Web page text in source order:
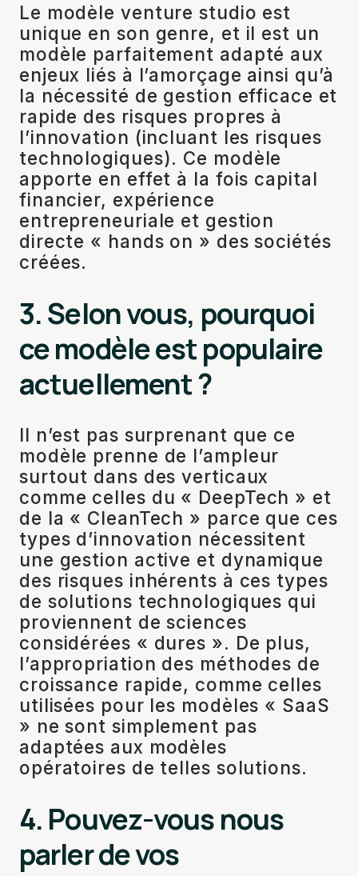
Le modèle venture studio est
unique en son genre, et il est un
modèle parfaitement adapté aux
enjeux liés à l’amorçage ainsi qu’à
la nécessité de gestion efficace et
rapide des risques propres à
l’innovation (incluant les risques
technologiques). Ce modèle
apporte en effet à la fois capital
financier, expérience
entrepreneuriale et gestion
directe « hands on » des sociétés
créées.
3. Selon vous, pourquoi
ce modèle est populaire
actuellement ?
Il n’est pas surprenant que ce
modèle prenne de l’ampleur
surtout dans des verticaux
comme celles du « DeepTech » et
de la « CleanTech » parce que ces
types d’innovation nécessitent
une gestion active et dynamique
des risques inhérents à ces types
de solutions technologiques qui
proviennent de sciences
considérées « dures ». De plus,
l’appropriation des méthodes de
croissance rapide, comme celles
utilisées pour les modèles « SaaS
» ne sont simplement pas
adaptées aux modèles
opératoires de telles solutions.
4. Pouvez-vous nous
parler de vos